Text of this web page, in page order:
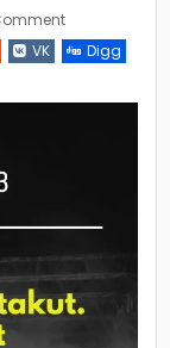
on
Takut
VK
Digg